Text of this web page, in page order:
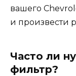
вашего
и произвести
Часто ли
фильтр?